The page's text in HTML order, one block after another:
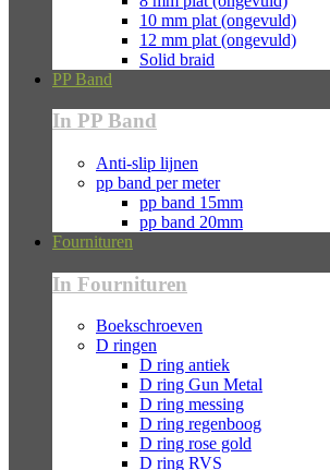
10 mm plat (ongevuld)
12 mm plat (ongevuld)
Solid braid
PP Band
In PP Band
Anti-slip lijnen
pp band per meter
pp band 15mm
pp band 20mm
Fournituren
In Fournituren
Boekschroeven
D ringen
D ring antiek
D ring Gun Metal
D ring messing
D ring regenboog
D ring rose gold
D ring RVS